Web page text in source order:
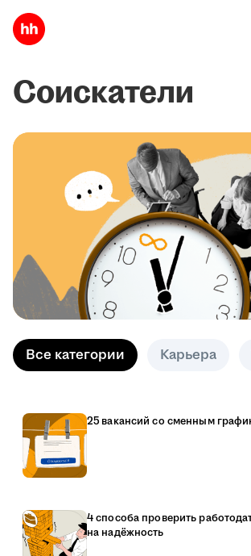
Соискатели
Все категории Карьера
25 вакансий со сменным
4 способа проверить
на надёжность